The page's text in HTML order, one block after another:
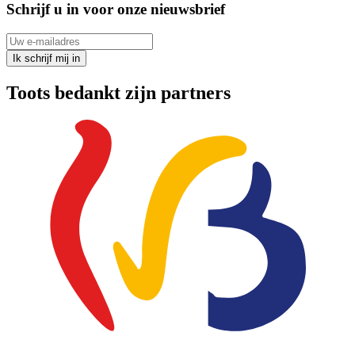
Schrijf u in voor onze nieuwsbrief
Uw e-mailadres
Ik schrijf mij in
Toots bedankt zijn partners